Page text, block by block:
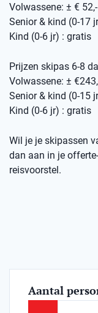
Volwassene: ± € 52,-
Senior & kind (0-17
Kind (0-6 jr) : gratis
Prijzen skipas 6-8
Volwassene: ±
Senior & kind (0-15
Kind (0-6 jr) : gratis
Wil je je skipassen
dan aan in je
reisvoorstel.
Aantal